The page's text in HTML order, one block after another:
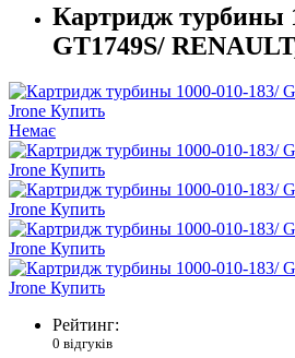
Картридж турбины
GT1749S/
Немає
Рейтинг:
0 відгуків